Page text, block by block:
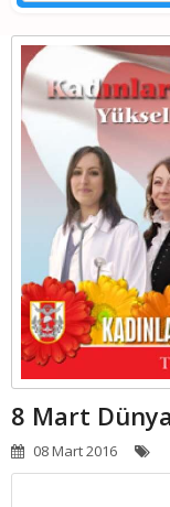
ANASAYFA
KONUT
VILLALAR
ARSA
İŞYERI
APART - OTELLER
GÜNLÜK KIRALIK
HABERLER
08 Mart 2016